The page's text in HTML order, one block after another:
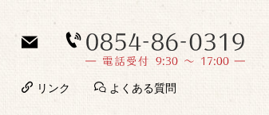
リンク よくある質問